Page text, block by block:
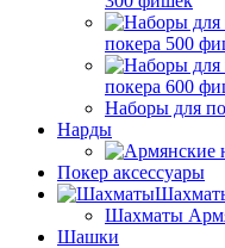
покера 500
покера 600
Наборы для
Нарды
Покер аксессуары
Шахматы
Шашки